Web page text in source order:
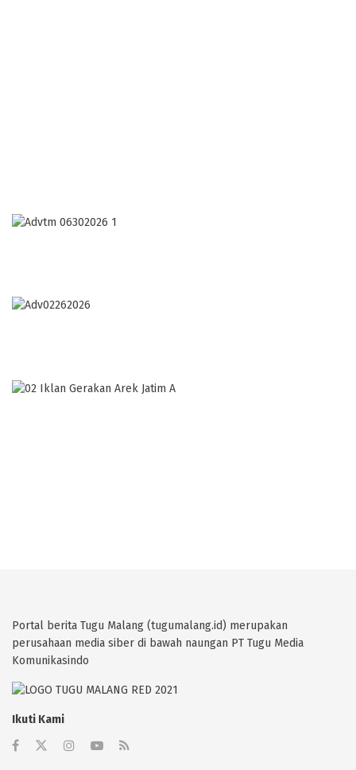
Portal berita Tugu Malang (tugumalang.id) merupakan
perusahaan media siber di bawah naungan PT Tugu Media
Komunikasindo
Ikuti Kami